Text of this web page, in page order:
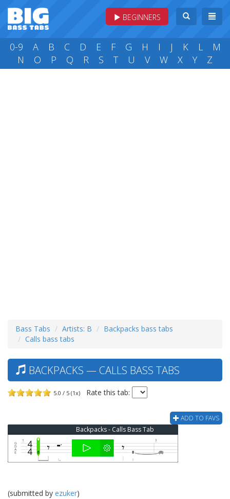
BEGINNERS
0-9 A B C D E F G H I J K L
M
N
O P Q R S T U V W X Y Z
Bass Tabs Artists: B
Backpacks bass tabs
Calls bass tabs
BACKPACKS — CALLS BASS TABS
5.0 / 5 (1x) Rate this tab:
ADD TO FAVS
Backpacks - Calls Bass Tab
(submitted by ezuker)